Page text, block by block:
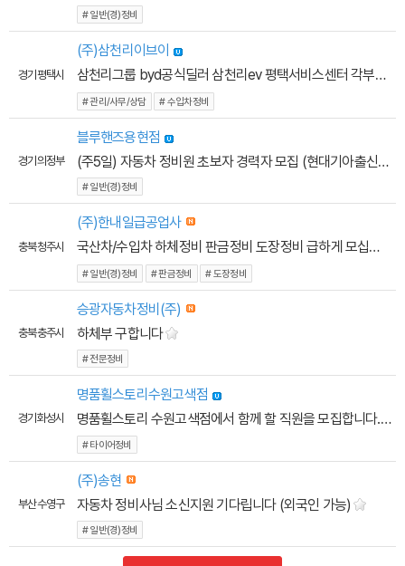
# 일반(경)정비
경기 평택시
(주)삼천리이브이
삼천리그룹 byd공식딜러 삼천리ev 평택서비스센터 각부문 채용모집
# 관리/사무/상담 # 수입차정비
경기 의정부
블루핸즈용현점
(주5일) 자동차 정비원 초보자 경력자 모집 (현대기아출신우대)
# 일반(경)정비
충북 청주시
(주)한내일급공업사
국산차/수입차 하체정비 판금정비 도장정비 급하게 모십니다!!!!!
# 일반(경)정비 # 판금정비 # 도장정비
충북 충주시
승광자동차정비(주)
하체부 구합니다
# 전문정비
경기 화성시
명품휠스토리수원고색점
명품휠스토리 수원고색점에서 함께 할 직원을 모집합니다.
# 타이어정비
부산 수영구
(주)송현
자동차 정비사님 소신지원 기다립니다 (외국인 가능)
# 일반(경)정비